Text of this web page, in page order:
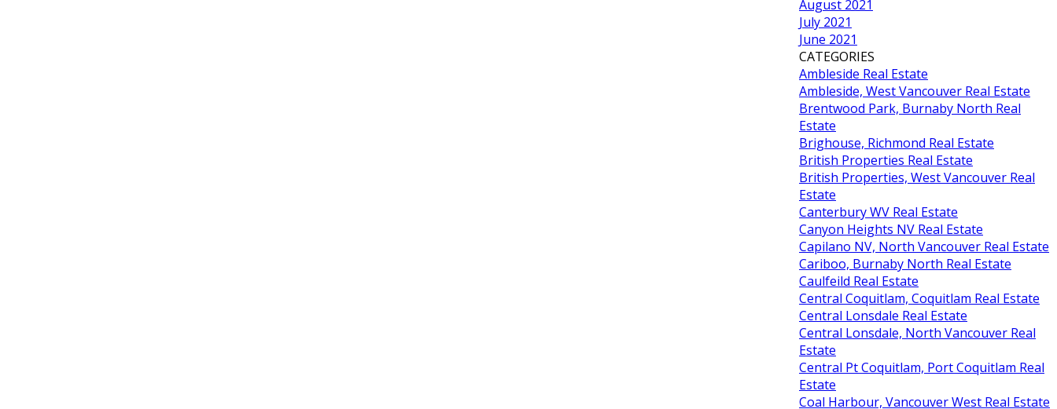
August 2021
July 2021
June 2021
CATEGORIES
Ambleside Real Estate
Ambleside, West Vancouver Real Estate
Brentwood Park, Burnaby North Real
Estate
Brighouse, Richmond Real Estate
British Properties Real Estate
British Properties, West Vancouver Real
Estate
Canterbury WV Real Estate
Canyon Heights NV Real Estate
Capilano NV, North Vancouver Real Estate
Cariboo, Burnaby North Real Estate
Caulfeild Real Estate
Central Coquitlam, Coquitlam Real Estate
Central Lonsdale Real Estate
Central Lonsdale, North Vancouver Real
Estate
Central Pt Coquitlam, Port Coquitlam Real
Estate
Coal Harbour, Vancouver West Real Estate